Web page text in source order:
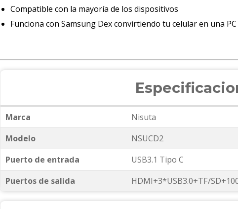
Compatible con la mayoría de los dispositivos
Funciona con Samsung Dex convirtiendo tu celular en una PC
Marca
Nisuta
Modelo
NSUCD2
Puerto de entrada
USB3.1 Tipo C
Puertos de salida
HDMI+3*USB3.0+TF/